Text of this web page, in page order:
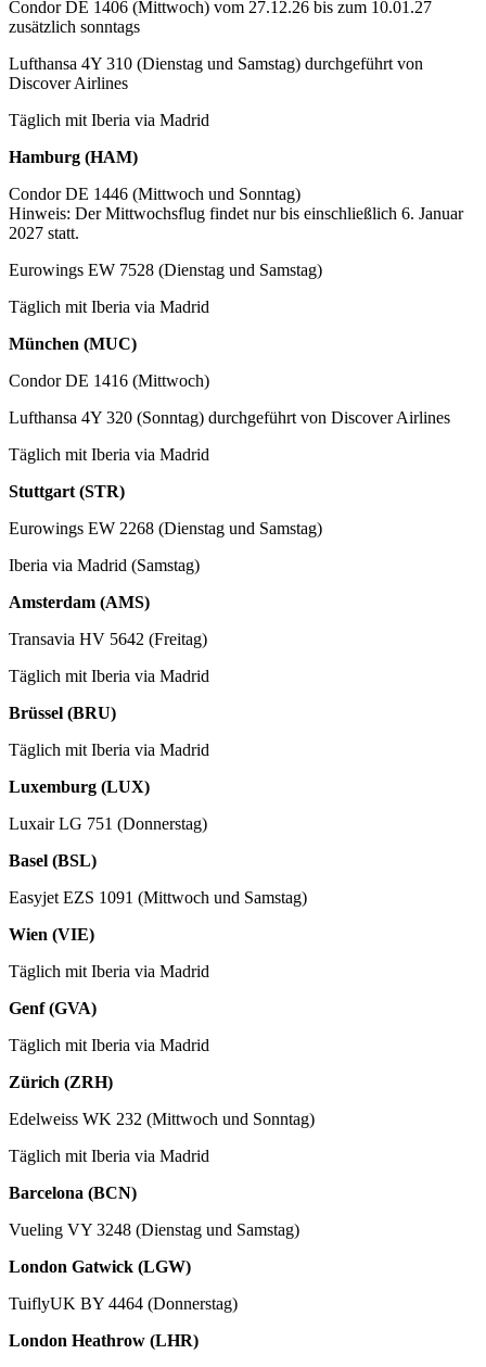
Condor DE 1406 (Mittwoch) vom 27.12.26 bis zum 10.01.27
zusätzlich sonntags
Lufthansa 4Y 310 (Dienstag und Samstag) durchgeführt von
Discover Airlines
Täglich mit Iberia via Madrid
Hamburg (HAM)
Condor DE 1446 (Mittwoch und Sonntag)
Hinweis: Der Mittwochsflug findet nur bis einschließlich 6. Januar
2027 statt.
Eurowings EW 7528 (Dienstag und Samstag)
Täglich mit Iberia via Madrid
München (MUC)
Condor DE 1416 (Mittwoch)
Lufthansa 4Y 320 (Sonntag) durchgeführt von Discover Airlines
Täglich mit Iberia via Madrid
Stuttgart (STR)
Eurowings EW 2268 (Dienstag und Samstag)
Iberia via Madrid (Samstag)
Amsterdam (AMS)
Transavia HV 5642 (Freitag)
Täglich mit Iberia via Madrid
Brüssel (BRU)
Täglich mit Iberia via Madrid
Luxemburg (LUX)
Luxair LG 751 (Donnerstag)
Basel (BSL)
Easyjet EZS 1091 (Mittwoch und Samstag)
Wien (VIE)
Täglich mit Iberia via Madrid
Genf (GVA)
Täglich mit Iberia via Madrid
Zürich (ZRH)
Edelweiss WK 232 (Mittwoch und Sonntag)
Täglich mit Iberia via Madrid
Barcelona (BCN)
Vueling VY 3248 (Dienstag und Samstag)
London Gatwick (LGW)
TuiflyUK BY 4464 (Donnerstag)
London Heathrow (LHR)